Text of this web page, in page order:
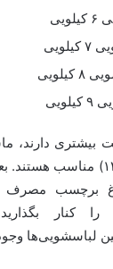
بیشتری دارند،
بالای ۹ کیلوگرم (۱۰، ۱۲ و ۱۴)
برچسب مصرف
کنار